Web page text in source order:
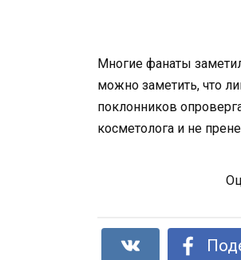
Многие фанаты
можно заметить, что
поклонников
косметолога и не